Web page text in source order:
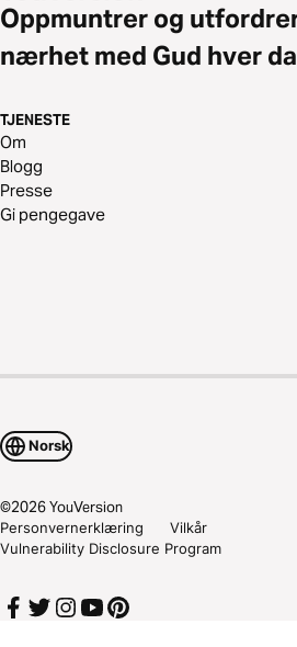
Oppmuntrer og
nærhet med Gud hver
TJENESTE
Om
Blogg
Presse
Gi pengegave
Norsk
©2026YouVersion
Personvernerklæring
Vilkår
Vulnerability Disclosure Program